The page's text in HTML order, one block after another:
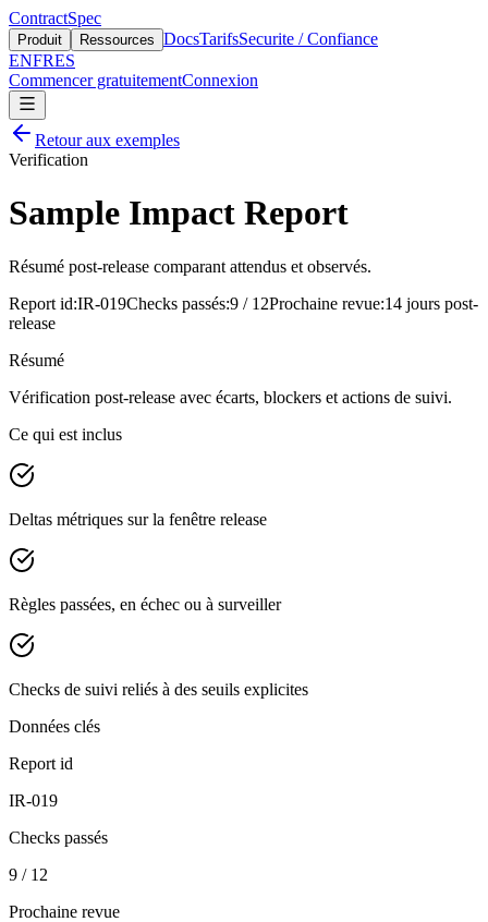
ContractSpec
Produit Ressources DocsTarifsSecurite / Confiance
ENFRES
Commencer gratuitementConnexion
Retour aux exemples
Verification
Sample Impact Report
Résumé post-release comparant attendus et observés.
Report id:IR-019Checks passés:9 / 12Prochaine revue:14 jours post-
release
Résumé
Vérification post-release avec écarts, blockers et actions de suivi.
Ce qui est inclus
Deltas métriques sur la fenêtre release
Règles passées, en échec ou à surveiller
Checks de suivi reliés à des seuils explicites
Données clés
Report id
IR-019
Checks passés
9 / 12
Prochaine revue